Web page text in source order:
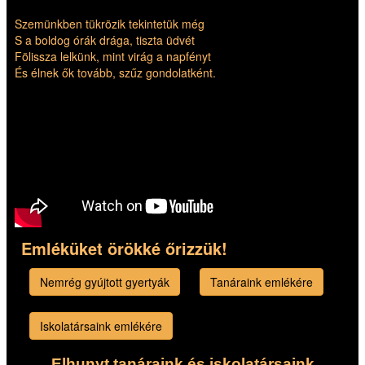
Szemünkben tükrözik tekintetük még
S a boldog órák drága, tiszta üdvét
Fölissza lelkünk, mint virág a napfényt
És élnek ők tovább, szűz gondolatként.
Emléküket örökké őrizzük!
Nemrég gyújtott gyertyák Tanáraink emlékére
Iskolatársaink emlékére